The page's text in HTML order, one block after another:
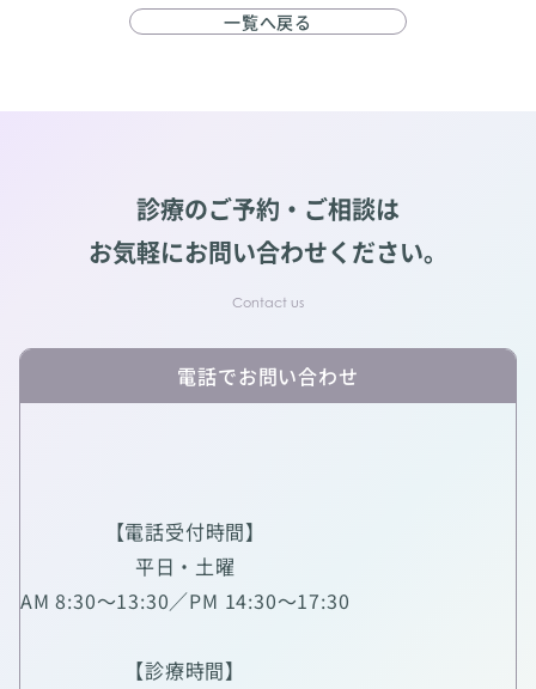
一覧へ戻る
診療のご予約・ご相談は
お気軽にお問い合わせください。
電話でお問い合わせ
【電話受付時間】
平日・土曜
AM 8:30～13:30／PM 14:30～17:30
【診療時間】